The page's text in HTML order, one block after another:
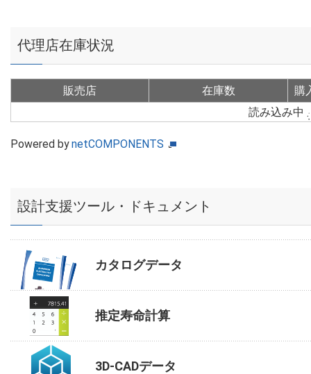
代理店在庫状況
販売店 在庫数
購
読み込み中
Powered bynetCOMPONENTS
設計支援ツール・ドキュメント
カタログデータ
推定寿命計算
3D-CADデータ